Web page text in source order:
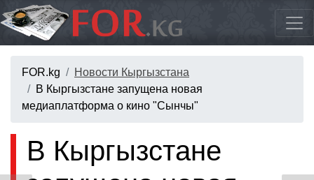
FOR.kg
Новости Кыргызстана
В Кыргызстане запущена новая
медиаплатформа о кино "Сынчы"
В Кыргызстане